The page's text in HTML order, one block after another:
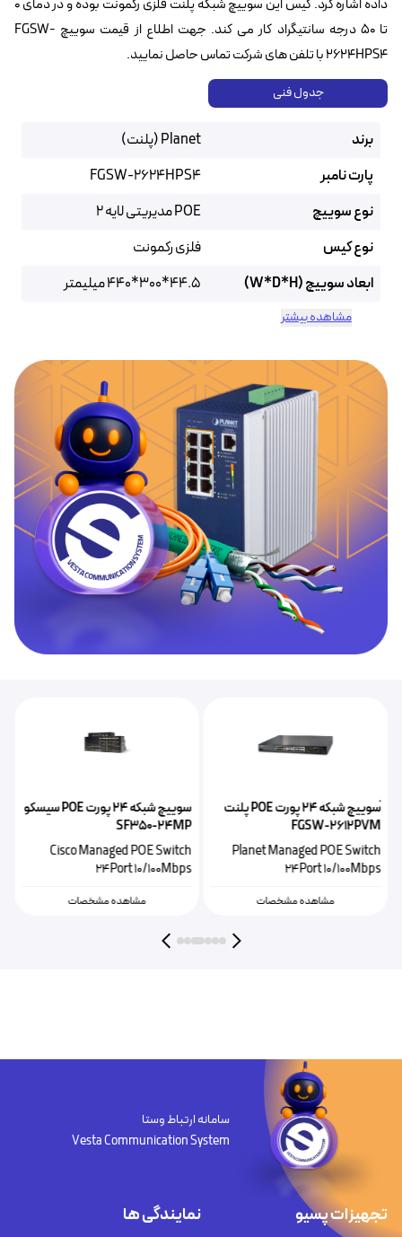
داده اشاره کرد. کیس این سوییچ شبکه پلنت فلزی رکمونت بوده و در دمای ۰
تا ۵۰ درجه سانتیگراد کار می کند. جهت اطلاع از قیمت سوییچ FGSW-
2624HPS4 با تلفن های شرکت تماس حاصل نمایید.
جدول فنی
برند
Planet (پلنت)
پارت نامبر
FGSW-2624HPS4
نوع سوییچ
POE مدیریتی لایه ۲
نوع کیس
فلزی رکمونت
ابعاد سوییچ (W*D*H)
44.5*300*440 میلیمتر
مشاهده بیشتر
ًسوییچ شبکه ۲۴ پورت POE پلنت
FGSW-2612PVM
Planet Managed POE Switch
24Port 10/100Mbps
مشاهده مشخصات
سوییچ شبکه ۲۴ پورت POE‌ سیسکو
SF350-24MP
Cisco Managed POE Switch
24Port 10/100Mbps
مشاهده مشخصات
سامانه ارتباط وستا
Vesta Communication System
تجهیزات پسیو نمایندگی ها